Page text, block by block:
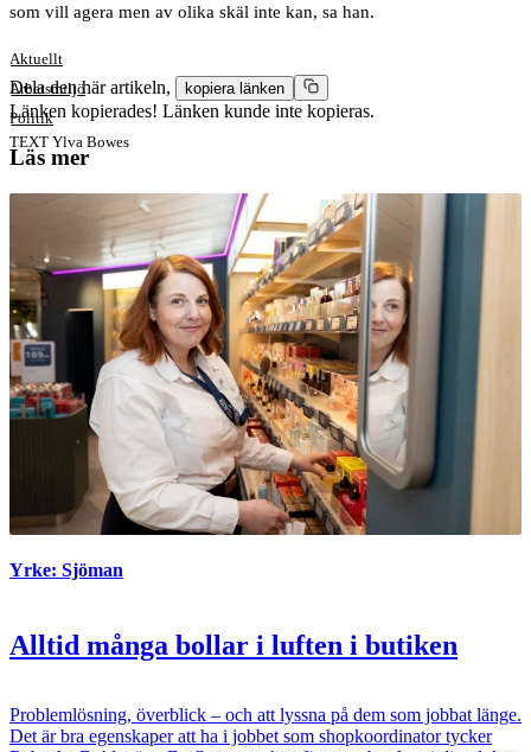
som vill agera men av olika skäl inte kan, sa han.
Aktuellt
Arbetsmiljö
Politik
TEXT Ylva Bowes
Dela den här artikeln, kopiera länken
Länken kopierades! Länken kunde inte kopieras.
Läs mer
Yrke: Sjöman
Alltid många bollar i luften i butiken
Problemlösning, överblick – och att lyssna på dem som jobbat länge.
Det är bra egenskaper att ha i jobbet som shopkoordinator tycker